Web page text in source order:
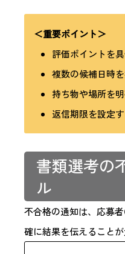
＜重要ポイント＞
評価ポイントを
複数の候補日時
持ち物や場所を
返信期限を設定
書類選考の
ル
不合格の通知は、応募
確に結果を伝えることが